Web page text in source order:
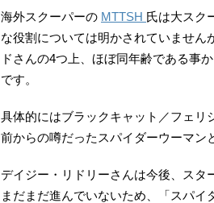
海外スクーパーの MTTSH 氏は大スク
な役割については明かされていません
ドさんの4つ上、ほぼ同年齢である事
です。
具体的にはブラックキャット／フェリ
前からの噂だったスパイダーウーマン
デイジー・リドリーさんは今後、スタ
まだまだ進んでいないため、「スパ